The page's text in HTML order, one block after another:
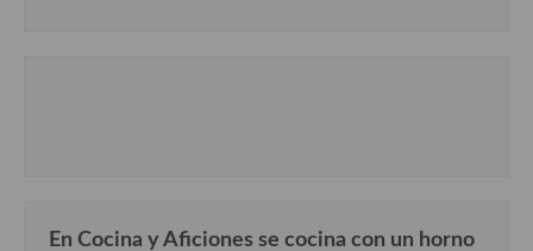
En Cocina y Aficiones se cocina con un horno